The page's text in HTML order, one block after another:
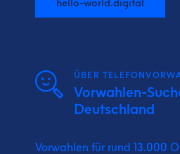
ÜBER
Vorwahlen-
Deutschland
Vorwahlen für rund 13.000